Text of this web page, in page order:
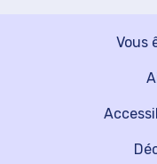
Vous